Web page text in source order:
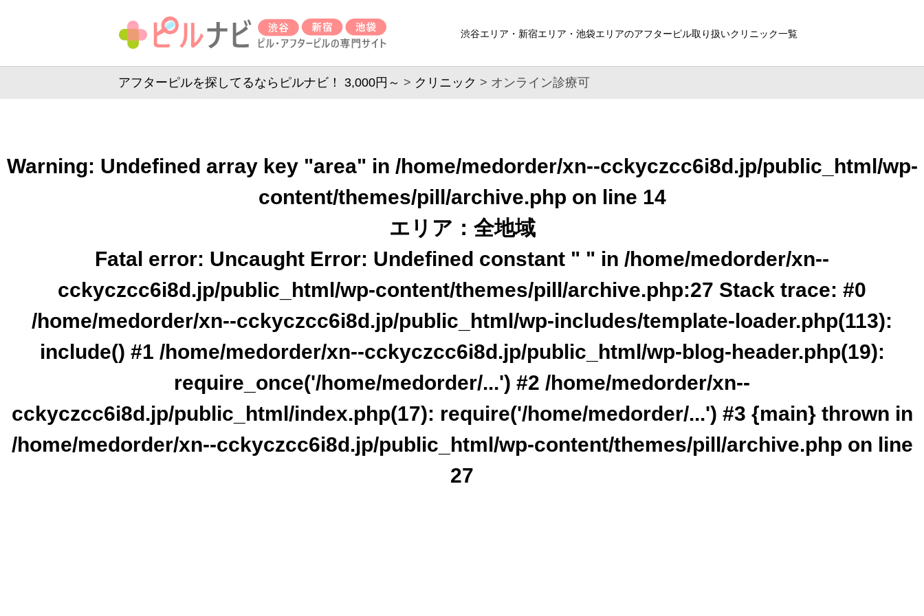
渋谷エリア・新宿エリア・池袋エリアのアフターピル取り扱いクリニック一覧
アフターピルを探してるならピルナビ！ 3,000円～ > クリニック > オンライン診療可
Warning: Undefined array key "area" in /home/medorder/xn--cckyczcc6i8d.jp/public_html/wp-
content/themes/pill/archive.php on line 14
エリア：全地域
Fatal error: Uncaught Error: Undefined constant " " in /home/medorder/xn--
cckyczcc6i8d.jp/public_html/wp-content/themes/pill/archive.php:27 Stack trace: #0
/home/medorder/xn--cckyczcc6i8d.jp/public_html/wp-includes/template-loader.php(113):
include() #1 /home/medorder/xn--cckyczcc6i8d.jp/public_html/wp-blog-header.php(19):
require_once('/home/medorder/...') #2 /home/medorder/xn--
cckyczcc6i8d.jp/public_html/index.php(17): require('/home/medorder/...') #3 {main} thrown in
/home/medorder/xn--cckyczcc6i8d.jp/public_html/wp-content/themes/pill/archive.php on line
27